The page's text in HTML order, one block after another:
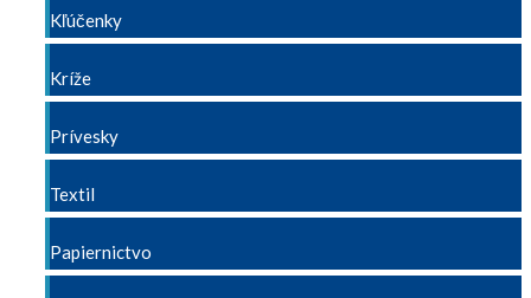
Kľúčenky
Kríže
Prívesky
Textil
Papiernictvo